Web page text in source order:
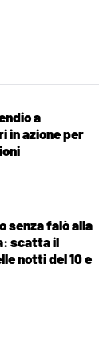
a
in azione per
senza falò alla
scatta il
notti del 10 e